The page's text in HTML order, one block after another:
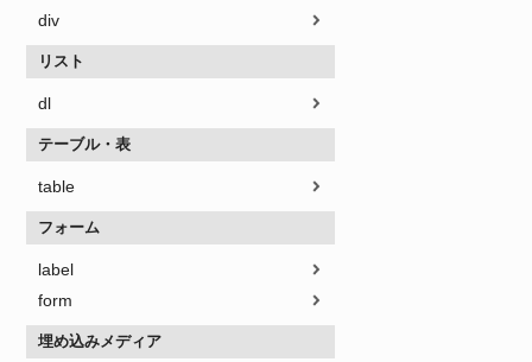
div
リスト
dl
テーブル・表
table
フォーム
label
form
埋め込みメディア